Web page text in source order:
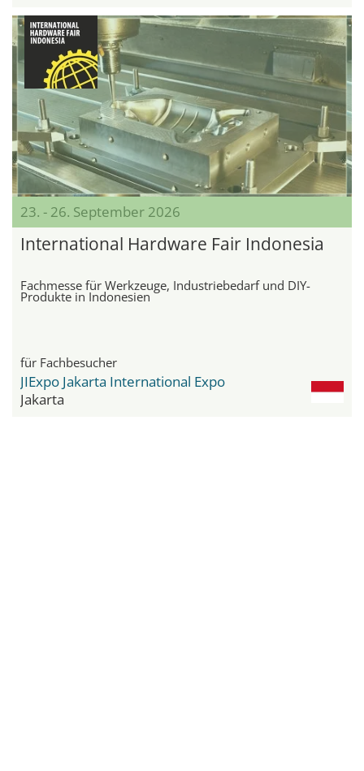
23. - 26. September 2026
International Hardware Fair Indonesia
Fachmesse für Werkzeuge, Industriebedarf und DIY-
Produkte in Indonesien
für Fachbesucher
JIExpo Jakarta International Expo
Jakarta